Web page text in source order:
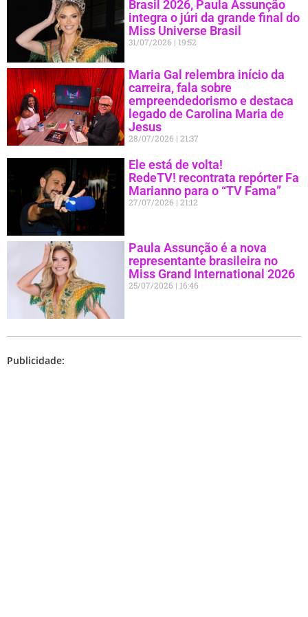
Brasil 2026, Paula Assunção
integra o júri da grande final do
Miss Universe Brasil
31/07/2026 19:52
Maria Gal relembra início da
carreira, fala sobre
empreendedorismo e destaca
legado de Carolina Maria de
Jesus
28/07/2026 21:37
Ele está de volta!
RedeTV! recontrata repórter Fa
Marianno para o “TV Fama”
27/07/2026 21:12
Paula Assunção é a nova
representante brasileira no
Miss Grand International 2026
25/07/2026 16:46
Publicidade: